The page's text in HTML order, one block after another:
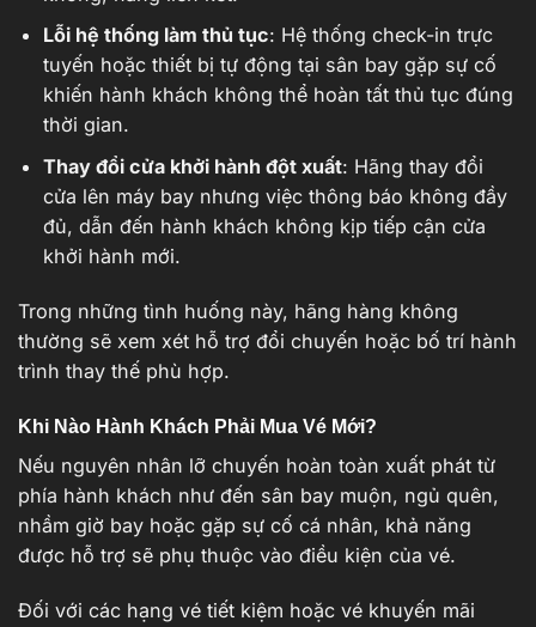
Lỗi hệ thống làm thủ tục: Hệ thống check-in trực
tuyến hoặc thiết bị tự động tại sân bay gặp sự cố
khiến hành khách không thể hoàn tất thủ tục đúng
thời gian.
Thay đổi cửa khởi hành đột xuất: Hãng thay đổi
cửa lên máy bay nhưng việc thông báo không đầy
đủ, dẫn đến hành khách không kịp tiếp cận cửa
khởi hành mới.
Trong những tình huống này, hãng hàng không
thường sẽ xem xét hỗ trợ đổi chuyến hoặc bố trí hành
trình thay thế phù hợp.
Khi Nào Hành Khách Phải Mua Vé Mới?
Nếu nguyên nhân lỡ chuyến hoàn toàn xuất phát từ
phía hành khách như đến sân bay muộn, ngủ quên,
nhầm giờ bay hoặc gặp sự cố cá nhân, khả năng
được hỗ trợ sẽ phụ thuộc vào điều kiện của vé.
Đối với các hạng vé tiết kiệm hoặc vé khuyến mãi